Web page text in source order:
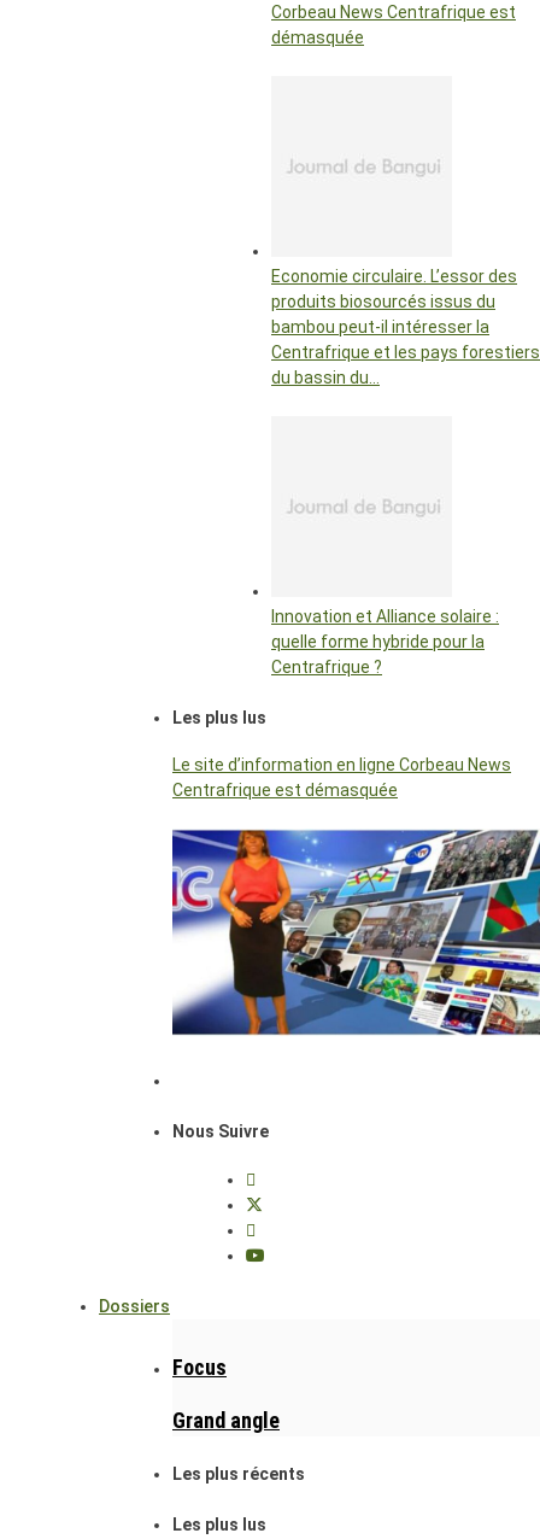
Corbeau News Centrafrique est
démasquée
Economie circulaire. L’essor des
produits biosourcés issus du
bambou peut-il intéresser la
Centrafrique et les pays forestiers
du bassin du…
Innovation et Alliance solaire :
quelle forme hybride pour la
Centrafrique ?
Les plus lus
Le site d’information en ligne Corbeau News
Centrafrique est démasquée
Nous Suivre
Dossiers
Focus
Grand angle
Les plus récents
Les plus lus